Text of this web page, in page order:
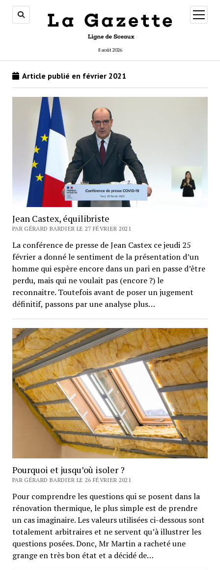
8 août 2026
ouvrir
menu
Article publié en février 2021
Jean Castex, équilibriste
PAR GÉRARD BARDIER LE 27 FÉVRIER 2021
La conférence de presse de Jean Castex ce jeudi 25
février a donné le sentiment de la présentation d’un
homme qui espère encore dans un pari en passe d’être
perdu, mais qui ne voulait pas (encore ?) le
reconnaitre. Toutefois avant de poser un jugement
définitif, passons par une analyse plus…
Pourquoi et jusqu’où isoler ?
PAR GÉRARD BARDIER LE 26 FÉVRIER 2021
Pour comprendre les questions qui se posent dans la
rénovation thermique, le plus simple est de prendre
un cas imaginaire. Les valeurs utilisées ci-dessous sont
totalement arbitraires et ne servent qu’à illustrer les
questions posées. Donc, Mr Martin a racheté une
grange en très bon état et a décidé de…